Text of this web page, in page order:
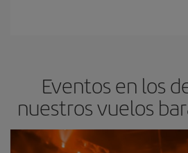
Eventos en los
nuestros vuelos